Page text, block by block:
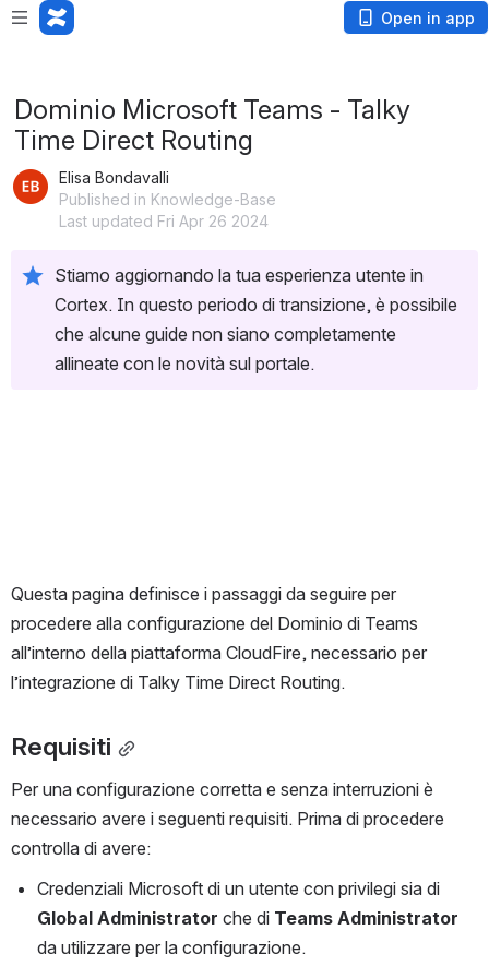
Loading app... Open in app
Dominio Microsoft Teams - Talky
Time Direct Routing
Elisa Bondavalli
Published in Knowledge-Base
Last updated Fri Apr 26 2024
Stiamo aggiornando la tua esperienza utente in
Cortex. In questo periodo di transizione, è possibile
che alcune guide non siano completamente
allineate con le novità sul portale.
Questa pagina definisce i passaggi da seguire per
procedere alla configurazione del Dominio di Teams
all’interno della piattaforma CloudFire, necessario per
l’integrazione di Talky Time Direct Routing.
Requisiti
Per una configurazione corretta e senza interruzioni è
necessario avere i seguenti requisiti. Prima di procedere
controlla di avere:
Global Administrator che di Teams Administrator
da utilizzare per la configurazione.